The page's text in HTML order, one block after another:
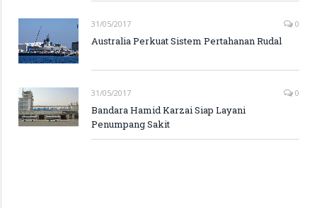
31/05/2017 0
Australia Perkuat Sistem Pertahanan Rudal
31/05/2017 0
Bandara Hamid Karzai Siap Layani
Penumpang Sakit